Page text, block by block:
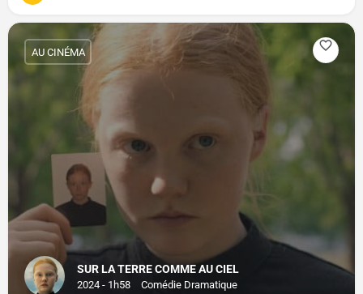
SUR LA TERRE COMME AU CIEL
2024 - 1h58 Comédie Dramatique
AU CINÉMA